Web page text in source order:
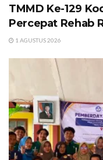
TMMD Ke-129
Percepat Rehab
1 AGUSTUS 2026